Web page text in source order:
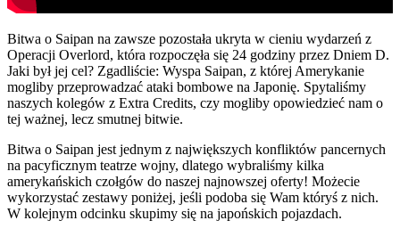
Bitwa o Saipan na zawsze pozostała ukryta w cieniu wydarzeń z
Operacji Overlord, która rozpoczęła się 24 godziny przez Dniem D.
Jaki był jej cel? Zgadliście: Wyspa Saipan, z której Amerykanie
mogliby przeprowadzać ataki bombowe na Japonię. Spytaliśmy
naszych kolegów z Extra Credits, czy mogliby opowiedzieć nam o
tej ważnej, lecz smutnej bitwie.
Bitwa o Saipan jest jednym z największych konfliktów pancernych
na pacyficznym teatrze wojny, dlatego wybraliśmy kilka
amerykańskich czołgów do naszej najnowszej oferty! Możecie
wykorzystać zestawy poniżej, jeśli podoba się Wam któryś z nich.
W kolejnym odcinku skupimy się na japońskich pojazdach.